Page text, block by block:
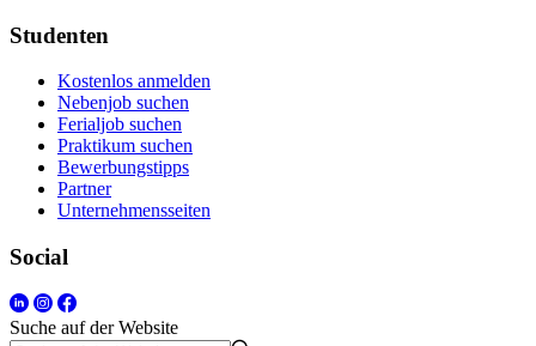
Studenten
Kostenlos anmelden
Nebenjob suchen
Ferialjob suchen
Praktikum suchen
Bewerbungstipps
Partner
Unternehmensseiten
Social
Suche auf der Website